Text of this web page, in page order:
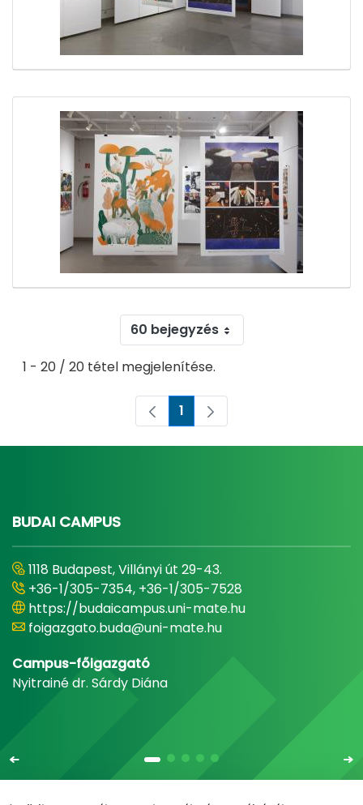
60 bejegyzés
1 - 20 / 20 tétel megjelenítése.
Oldal
1
BUDAI CAMPUS
1118 Budapest, Villányi út 29-43.
+36-1/305-7354, +36-1/305-7528
https://budaicampus.uni-mate.hu
foigazgato.buda@uni-mate.hu
Campus-főigazgató
Nyitrainé dr. Sárdy Diána